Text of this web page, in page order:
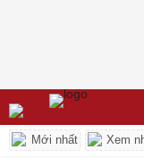
Mới nhất Xem